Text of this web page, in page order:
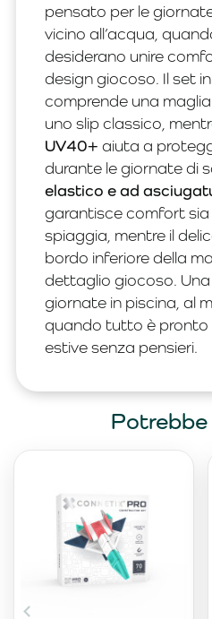
pensato per le
vicino all’acqua,
desiderano unire
design giocoso. Il set
comprende una
uno slip classico,
UV40+ aiuta a
durante le giornate di
elastico e ad
garantisce comfort sia
spiaggia, mentre il
bordo inferiore della
dettaglio giocoso.
giornate in piscina, al
quando tutto è pronto
estive senza pensieri.